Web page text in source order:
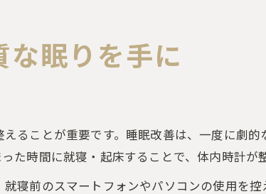
睡眠へ導く簡単なメソッド集
改善に役立つ快眠グッズの選び方と活用法
改善のための寝室環境と温度湿度の整え方
高い睡眠とは何かを理解し実践につなげる
なえる生活習慣と睡眠改善法
眠りを手に
ることが重要です。睡眠改善は、一度に劇
た時間に就寝・起床することで、体内時計が
寝前のスマートフォンやパソコンの使用を